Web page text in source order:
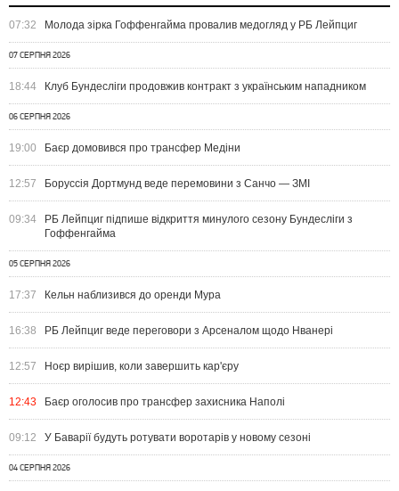
07:32 Молода зірка Гоффенгайма провалив медогляд у РБ Лейпциг
07 СЕРПНЯ 2026
18:44 Клуб Бундесліги продовжив контракт з українським нападником
06 СЕРПНЯ 2026
19:00 Баєр домовився про трансфер Медіни
12:57 Боруссія Дортмунд веде перемовини з Санчо — ЗМІ
09:34
РБ Лейпциг підпише відкриття минулого сезону Бундесліги з
Гоффенгайма
05 СЕРПНЯ 2026
17:37 Кельн наблизився до оренди Мура
16:38 РБ Лейпциг веде переговори з Арсеналом щодо Нванері
12:57 Ноєр вирішив, коли завершить кар'єру
12:43 Баєр оголосив про трансфер захисника Наполі
09:12 У Баварії будуть ротувати воротарів у новому сезоні
04 СЕРПНЯ 2026